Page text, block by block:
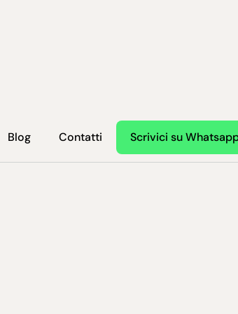
Blog Contatti Scrivici su